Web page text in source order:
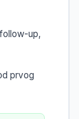
up,
prvog